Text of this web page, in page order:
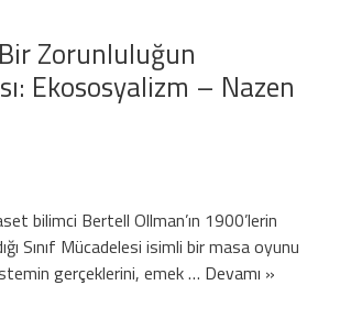
Zorunluluğun
Ekososyalizm – Nazen
bilimci Bertell Ollman’ın 1900’lerin
Sınıf Mücadelesi isimli bir masa oyunu
gerçeklerini, emek … Devamı »